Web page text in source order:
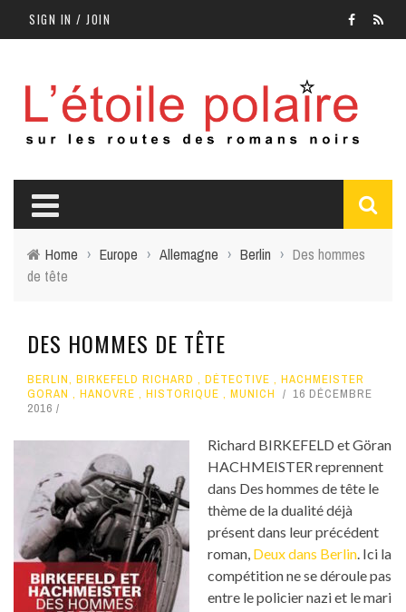
SIGN IN / JOIN
Home › Europe › Allemagne › Berlin › Des hommes
de tête
DES HOMMES DE TÊTE
BERLIN, BIRKEFELD RICHARD , DÉTECTIVE , HACHMEISTER
GORAN , HANOVRE , HISTORIQUE , MUNICH
16 DÉCEMBRE
2016
Richard BIRKEFELD et Göran
HACHMEISTER reprennent
dans Des hommes de tête le
thème de la dualité déjà
présent dans leur précédent
roman, Deux dans Berlin. Ici la
compétition ne se déroule pas
entre le policier nazi et le mari